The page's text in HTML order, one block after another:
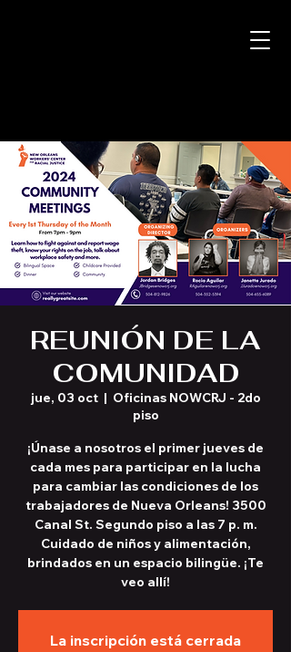
REUNIÓN DE LA
COMUNIDAD
jue, 03 oct
  |
Oficinas NOWCRJ - 2do
piso
¡Únase a nosotros el primer jueves de
cada mes para participar en la lucha
para cambiar las condiciones de los
trabajadores de Nueva Orleans! 3500
Canal St. Segundo piso a las 7 p. m.
Cuidado de niños y alimentación,
brindados en un espacio bilingüe. ¡Te
veo allí!
La inscripción está cerrada